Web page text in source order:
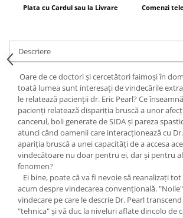
Viaţa de după moarte
Supă de pui pentru suflet
Yoga
Oracol
Spiritualitate şi ştiinţă
Fără categorie
Cunoaștere
Plata cu Cardul sau la Livrare Comenzi
Descriere
Oare de ce doctori şi cercetători faimoşi în
toată lumea sunt interesaţi de vindecările
le relatează pacienţii dr. Eric Pearl? Ce
pacienţi relatează dispariţia bruscă a unor
cancerul, boli generate de SIDA şi pareza
atunci când oamenii care interacţionează cu
apariţia bruscă a unei capacităţi de a accesa
vindecătoare nu doar pentru ei, dar şi pentru
fenomen?
Ei bine, poate că va fi nevoie să reanalizaţi
acum despre vindecarea convenţională.
vindecare pe care le descrie Dr. Pearl
"tehnica" şi vă duc la niveluri aflate dincolo de